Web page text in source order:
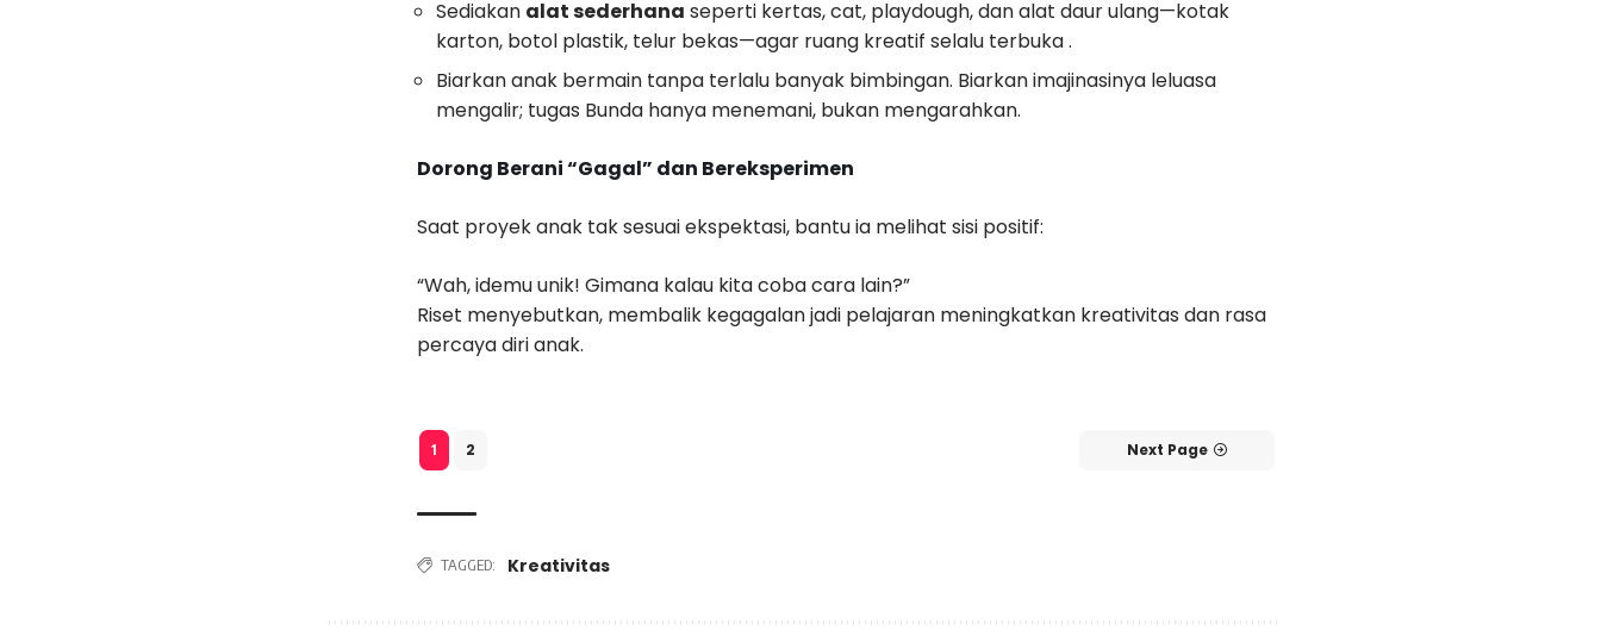
Sediakan alat sederhana seperti kertas, cat, playdough, dan alat daur ulang—kotak
karton, botol plastik, telur bekas—agar ruang kreatif selalu terbuka.
Biarkan anak bermain tanpa terlalu banyak bimbingan. Biarkan imajinasinya leluasa
mengalir; tugas Bunda hanya menemani, bukan mengarahkan.
Dorong Berani “Gagal” dan Bereksperimen
Saat proyek anak tak sesuai ekspektasi, bantu ia melihat sisi positif:
“Wah, idemu unik! Gimana kalau kita coba cara lain?”
Riset menyebutkan, membalik kegagalan jadi pelajaran meningkatkan kreativitas dan rasa
percaya diri anak.
1 2 Next Page
TAGGED: Kreativitas